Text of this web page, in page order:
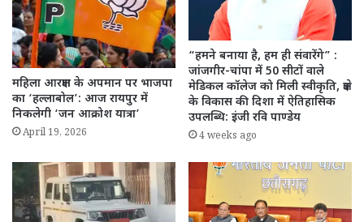
महिला आरक्षण के अपमान पर भाजपा
का ‘हल्लाबोल’: आज रायपुर में
निकलेगी ‘जन आक्रोश यात्रा’
April 19, 2026
“हमने बनाया है, हम ही संवारेंगे” :
जांजगीर-चांपा में 50 सीटों वाले
मेडिकल कॉलेज को मिली स्वीकृति, क्षेत्र
के विकास की दिशा में ऐतिहासिक
उपलब्धि: इंजी रवि पाण्डेय
4 weeks ago